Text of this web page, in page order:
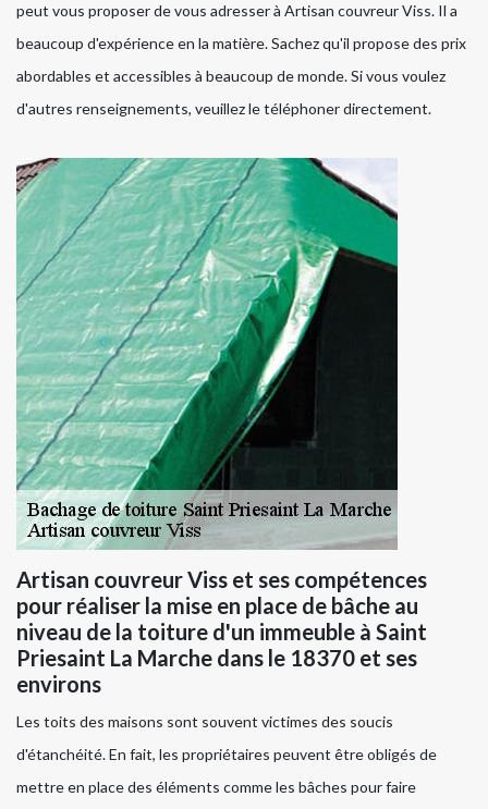
peut vous proposer de vous adresser à Artisan couvreur Viss. Il a
beaucoup d'expérience en la matière. Sachez qu'il propose des prix
abordables et accessibles à beaucoup de monde. Si vous voulez
d'autres renseignements, veuillez le téléphoner directement.
Artisan couvreur Viss et ses compétences
pour réaliser la mise en place de bâche au
niveau de la toiture d'un immeuble à Saint
Priesaint La Marche dans le 18370 et ses
environs
Les toits des maisons sont souvent victimes des soucis
d'étanchéité. En fait, les propriétaires peuvent être obligés de
mettre en place des éléments comme les bâches pour faire